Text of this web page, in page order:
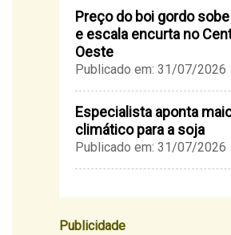
Preço do boi gordo
e escala encurta no
Oeste
Publicado em: 31/07/2026
Especialista aponta
climático para a soja
Publicado em: 31/07/2026
Publicidade